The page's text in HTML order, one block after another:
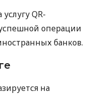
QR-
успешной операции
банков.
на